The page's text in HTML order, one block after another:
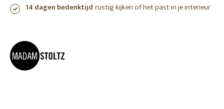
14 dagen bedenktijd rustig kijken of het past in je interieur